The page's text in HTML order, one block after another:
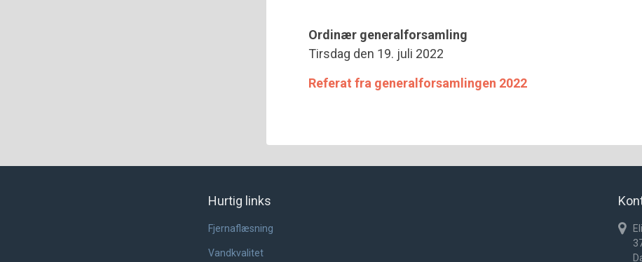
Ordinær generalforsamling
Tirsdag den 19. juli 2022
Referat fra generalforsamlingen 2022
Hurtig links
Fjernaflæsning
Vandkvalitet